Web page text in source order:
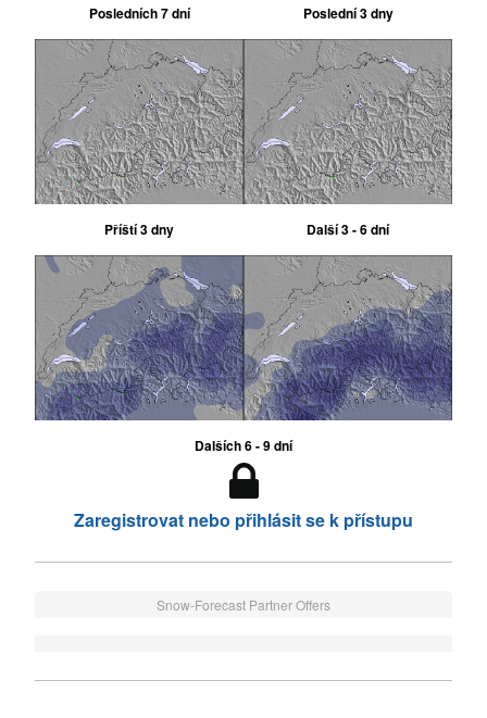
Posledních 7 dní Poslední 3 dny
Příští 3 dny Další 3 - 6 dní
Dalších 6 - 9 dní
Zaregistrovat nebo přihlásit se k přístupu
Snow-Forecast Partner Offers